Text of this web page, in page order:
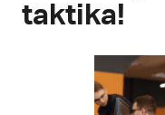
taktika!